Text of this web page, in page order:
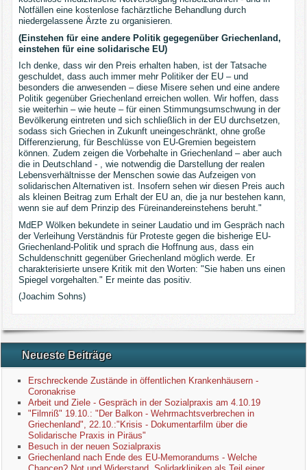
Notfällen eine kostenlose fachärztliche Behandlung durch
niedergelassene Ärzte zu organisieren.
(Einstehen für eine andere Politik gegegenüber Griechenland,
einstehen für eine solidarische EU)
Ich denke, dass wir den Preis erhalten haben, ist der Tatsache
geschuldet, dass auch immer mehr Politiker der EU – und
besonders die anwesenden – diese Misere sehen und eine andere
Politik gegenüber Griechenland erreichen wollen. Wir hoffen, dass
sie weiterhin – wie heute – für einen Stimmungsumschwung in der
Bevölkerung eintreten und sich schließlich in der EU durchsetzen,
sodass sich Griechen in Zukunft uneingeschränkt, ohne große
Differenzierung, für Beschlüsse von EU-Gremien begeistern
können. Zudem zeigen die Vorbehalte in Griechenland – aber auch
die in Deutschland - , wie notwendig die Darstellung der realen
Lebensverhältnisse der Menschen sowie das Aufzeigen von
solidarischen Alternativen ist. Insofern sehen wir diesen Preis auch
als kleinen Beitrag zum Erhalt der EU an, die ja nur bestehen kann,
wenn sie auf dem Prinzip des Füreinandereinstehens beruht."
MdEP Wölken bekundete in seiner Laudatio und im Gespräch nach
der Verleihung Verständnis für Proteste gegen die bisherige EU-
Griechenland-Politik und sprach die Hoffnung aus, dass ein
Schuldenschnitt gegenüber Griechenland möglich werde. Er
charakterisierte unsere Kritik mit den Worten: "Sie haben uns einen
Spiegel vorgehalten." Er meinte das positiv.
(Joachim Sohns)
Neueste Beiträge
Erschreckende Zustände in öffentlichen Krankenhäusern -
Coronakrise
Arbeit und Ziele - Gespräch in der Sozialpraxis am 4.10.19
"Filmriß" 19.10.: "Der Balkon - Wehrmachtsverbrechen in
Griechenland", 22.10.:"Krisis - Dokumentarfilm über die
Solidarische Praxis in Piräus"
Besuch in der neuen Sozialpraxis
Griechenland nach Ende des EU-Memorandums - Welche